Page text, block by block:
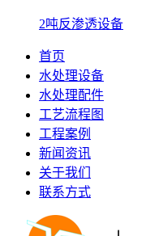
2吨反渗透设备
首页
水处理设备
水处理配件
工艺流程图
工程案例
新闻资讯
关于我们
联系方式